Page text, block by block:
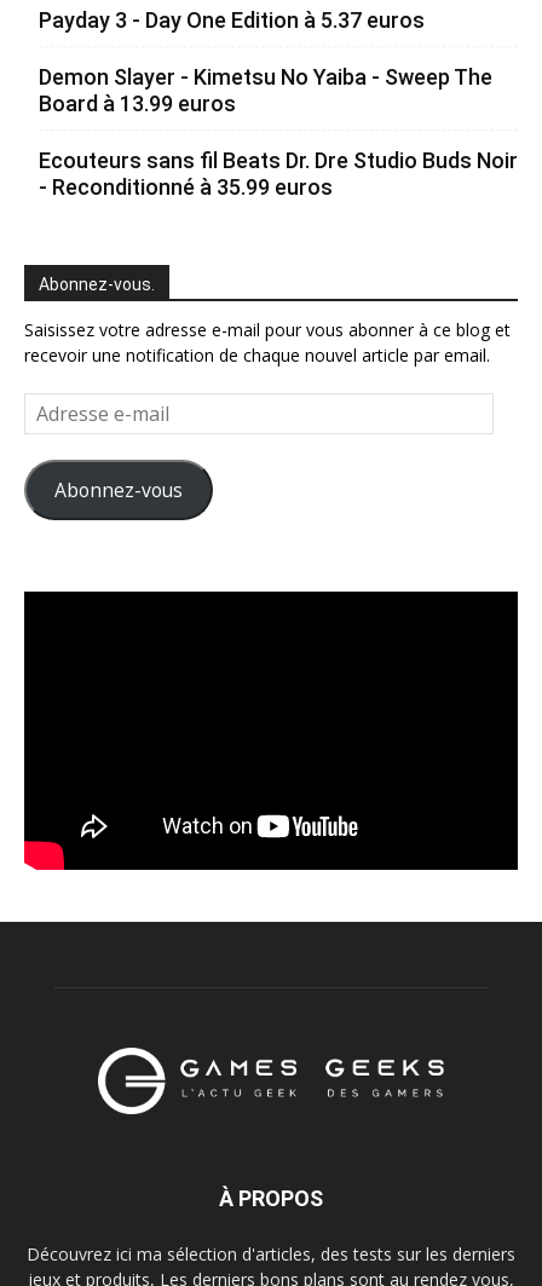
Payday 3 - Day One Edition à 5.37 euros
Demon Slayer - Kimetsu No Yaiba - Sweep The
Board à 13.99 euros
Ecouteurs sans fil Beats Dr. Dre Studio Buds Noir
- Reconditionné à 35.99 euros
Abonnez-vous.
Saisissez votre adresse e-mail pour vous abonner à ce blog et
recevoir une notification de chaque nouvel article par email.
Adresse
e-
mail
Abonnez-vous
À PROPOS
Découvrez ici ma sélection d'articles, des tests sur les derniers
jeux et produits, Les derniers bons plans sont au rendez vous,